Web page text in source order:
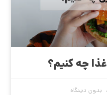
چه کنیم؟
بدون دیدگاه